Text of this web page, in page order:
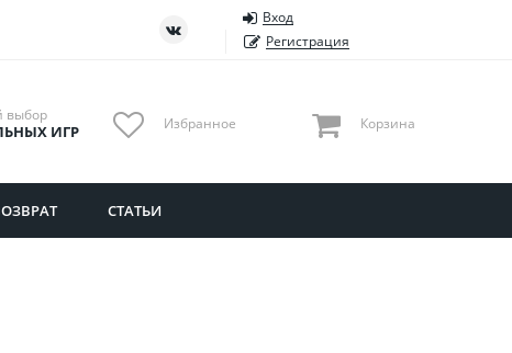
Тюменская область
Ульяновская область
Вход
Регистрация
выбор
ИГР Избранное Корзина
СТАТЬИ